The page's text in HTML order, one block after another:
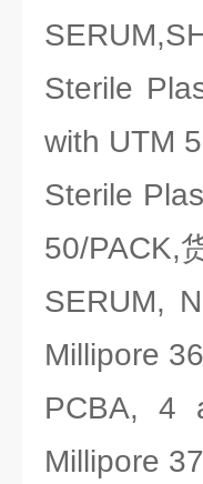
Sterile
with UTM
Sterile
50/PACK,
SERUM,
Millipore
PCBA, 4
Millipore